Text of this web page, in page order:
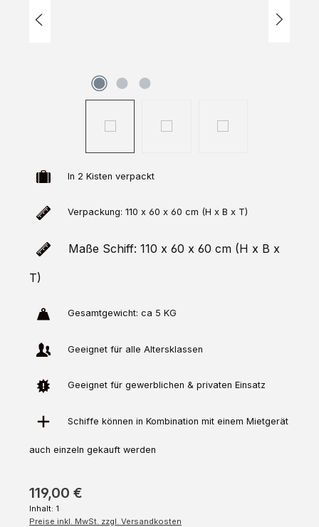
In 2 Kisten verpackt
Verpackung: 110 x 60 x 60 cm (H x B x T)
Maße Schiff: 110 x 60 x 60 cm (H x B x
T)
Gesamtgewicht: ca 5 KG
Geeignet für alle Altersklassen
Geeignet für gewerblichen & privaten Einsatz
Schiffe können in Kombination mit einem Mietgerät
auch einzeln gekauft werden
119,00 €
Inhalt: 1
Preise inkl. MwSt. zzgl. Versandkosten